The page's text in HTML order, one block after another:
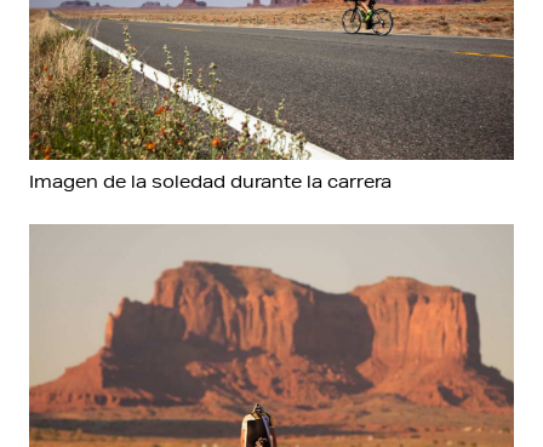
Imagen de la soledad durante la carrera